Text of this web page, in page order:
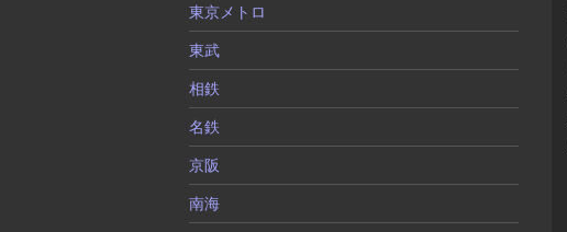
東京メトロ
東武
相鉄
名鉄
京阪
南海